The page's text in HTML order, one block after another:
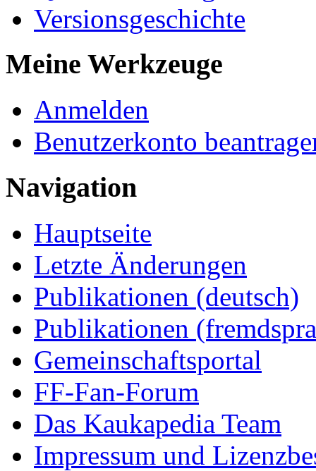
Versionsgeschichte
Meine Werkzeuge
Anmelden
Benutzerkonto
Navigation
Hauptseite
Letzte Änderungen
Publikationen (deutsch)
Publikationen
Gemeinschaftsportal
FF-Fan-Forum
Das Kaukapedia Team
Impressum und